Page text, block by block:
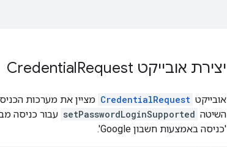
יצירת אובייקט Credential Request
אובייקט CredentialRequest מציין את מערכות
השיטה setPasswordLoginSupported עבור כניסה
'כניסה באמצעות חשבון Google'.